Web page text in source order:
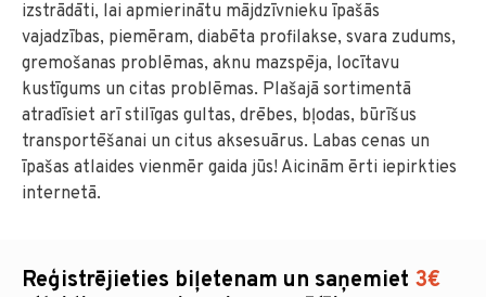
izstrādāti, lai apmierinātu mājdzīvnieku īpašās
vajadzības, piemēram, diabēta profilakse, svara zudums,
gremošanas problēmas, aknu mazspēja, locītavu
kustīgums un citas problēmas. Plašajā sortimentā
atradīsiet arī stilīgas gultas, drēbes, bļodas, būrīšus
transportēšanai un citus aksesuārus. Labas cenas un
īpašas atlaides vienmēr gaida jūs! Aicinām ērti iepirkties
internetā.
Reģistrējieties biļetenam un saņemiet 3€